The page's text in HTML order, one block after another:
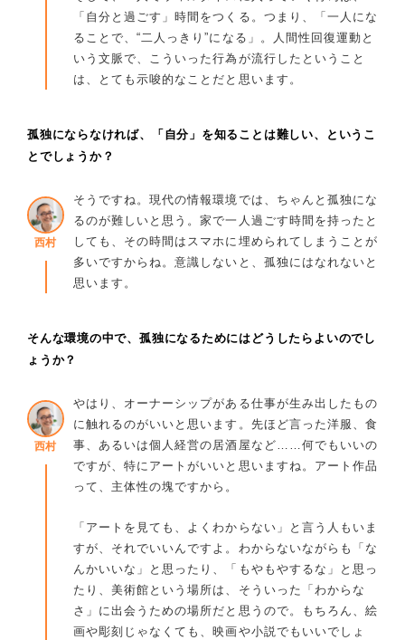
「自分と過ごす」時間をつくる。つまり、「一人にな
ることで、“二人っきり”になる」。人間性回復運動と
いう文脈で、こういった行為が流行したということ
は、とても示唆的なことだと思います。
孤独にならなければ、「自分」を知ることは難しい、というこ
とでしょうか？
西村
そうですね。現代の情報環境では、ちゃんと孤独にな
るのが難しいと思う。家で一人過ごす時間を持ったと
しても、その時間はスマホに埋められてしまうことが
多いですからね。意識しないと、孤独にはなれないと
思います。
そんな環境の中で、孤独になるためにはどうしたらよいのでし
ょうか？
西村
やはり、オーナーシップがある仕事が生み出したもの
に触れるのがいいと思います。先ほど言った洋服、食
事、あるいは個人経営の居酒屋など……何でもいいの
ですが、特にアートがいいと思いますね。アート作品
って、主体性の塊ですから。
「アートを見ても、よくわからない」と言う人もいま
すが、それでいいんですよ。わからないながらも「な
んかいいな」と思ったり、「もやもやするな」と思っ
たり、美術館という場所は、そういった「わからな
さ」に出会うための場所だと思うので。もちろん、絵
画や彫刻じゃなくても、映画や小説でもいいでしょ